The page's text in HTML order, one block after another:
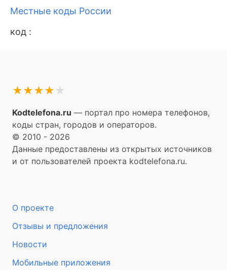
Местные коды России
код :
★
★
★
★
★
Kodtelefona.ru — портал про номера телефонов,
коды стран, городов и операторов.
© 2010 - 2026
Данные предоставлены из открытых источников
и от пользователей проекта kodtelefona.ru.
О проекте
Отзывы и предложения
Новости
Мобильные приложения